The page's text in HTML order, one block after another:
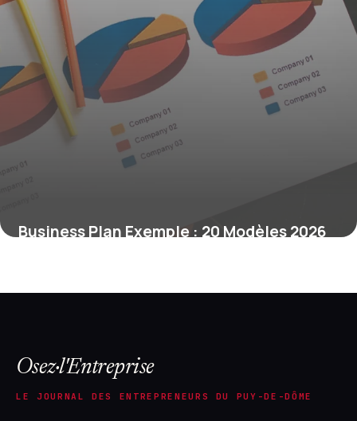
Business Plan Exemple : 20 Modèles 2026
Osez·l'Entreprise
LE JOURNAL DES ENTREPRENEURS DU PUY-DE-DÔME